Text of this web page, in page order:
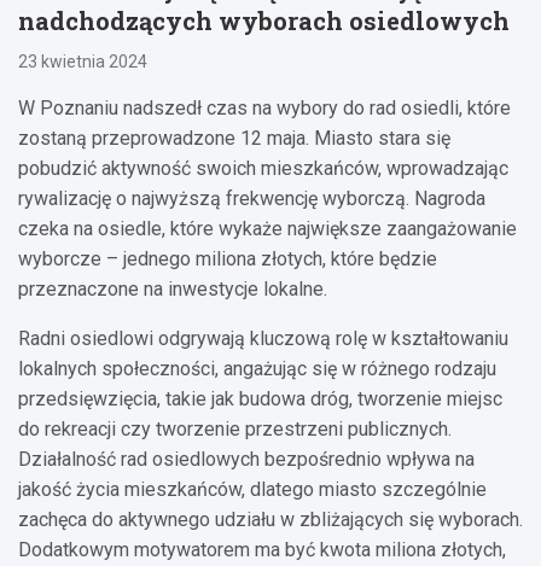
nadchodzących wyborach osiedlowych
23 kwietnia 2024
W Poznaniu nadszedł czas na wybory do rad osiedli, które
zostaną przeprowadzone 12 maja. Miasto stara się
pobudzić aktywność swoich mieszkańców, wprowadzając
rywalizację o najwyższą frekwencję wyborczą. Nagroda
czeka na osiedle, które wykaże największe zaangażowanie
wyborcze – jednego miliona złotych, które będzie
przeznaczone na inwestycje lokalne.
Radni osiedlowi odgrywają kluczową rolę w kształtowaniu
lokalnych społeczności, angażując się w różnego rodzaju
przedsięwzięcia, takie jak budowa dróg, tworzenie miejsc
do rekreacji czy tworzenie przestrzeni publicznych.
Działalność rad osiedlowych bezpośrednio wpływa na
jakość życia mieszkańców, dlatego miasto szczególnie
zachęca do aktywnego udziału w zbliżających się wyborach.
Dodatkowym motywatorem ma być kwota miliona złotych,